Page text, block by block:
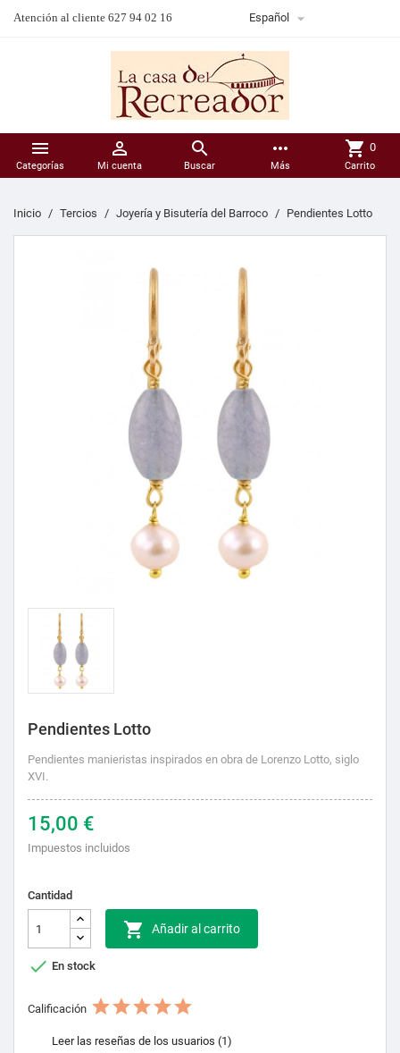
Atención al cliente 627 94 02 16 Español 

Categorías

Mi cuenta

Buscar
more_horiz
Más
shopping_cart 0
Carrito
Inicio Tercios Joyería y Bisutería del Barroco Pendientes Lotto
Pendientes Lotto
Pendientes manieristas inspirados en obra de Lorenzo Lotto, siglo
XVI.
15,00 €
Impuestos incluidos
Cantidad
 Añadir al carrito
 En stock
Calificación
Leer las reseñas de los usuarios (1)